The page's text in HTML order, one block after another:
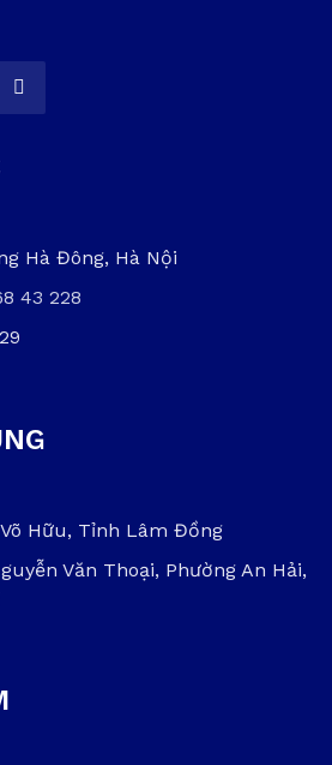
Hà Đông, Hà Nội
43 228
Hữu, Tỉnh Lâm Đồng
Văn Thoại, Phường An Hải,